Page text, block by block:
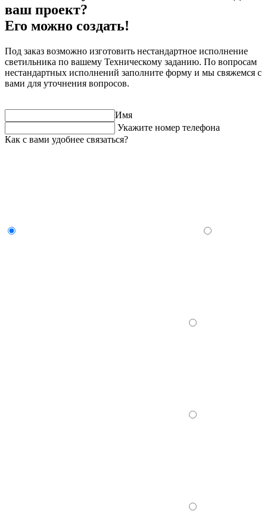
ваш проект?
Его можно создать!
Под заказ возможно изготовить нестандартное исполнение
светильника по вашему Техническому заданию. По вопросам
нестандартных исполнений заполните форму и мы свяжемся с
вами для уточнения вопросов.
Имя
Укажите номер телефона
Как с вами удобнее связаться?